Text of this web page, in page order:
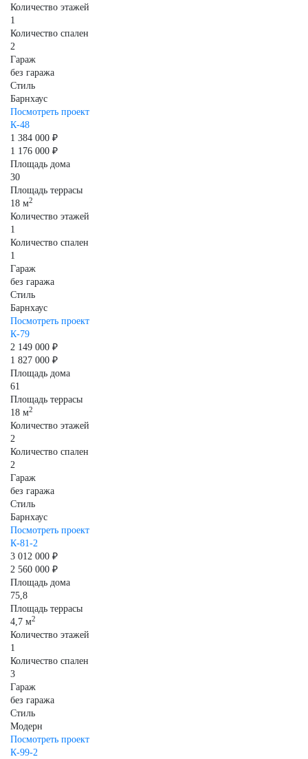
Количество этажей
1
Количество спален
2
Гараж
без гаража
Стиль
Барнхаус
Посмотреть проект
К-48
1 384 000 ₽
1 176 000 ₽
Площадь дома
30
Площадь террасы
18 м2
Количество этажей
1
Количество спален
1
Гараж
без гаража
Стиль
Барнхаус
Посмотреть проект
К-79
2 149 000 ₽
1 827 000 ₽
Площадь дома
61
Площадь террасы
18 м2
Количество этажей
2
Количество спален
2
Гараж
без гаража
Стиль
Барнхаус
Посмотреть проект
К-81-2
3 012 000 ₽
2 560 000 ₽
Площадь дома
75,8
Площадь террасы
4,7 м2
Количество этажей
1
Количество спален
3
Гараж
без гаража
Стиль
Модерн
Посмотреть проект
К-99-2